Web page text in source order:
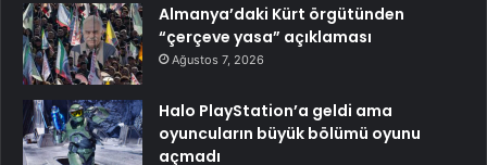
Almanya’daki Kürt örgütünden
“çerçeve yasa” açıklaması
Ağustos 7, 2026
Halo PlayStation’a geldi ama
oyuncuların büyük bölümü oyunu
açmadı